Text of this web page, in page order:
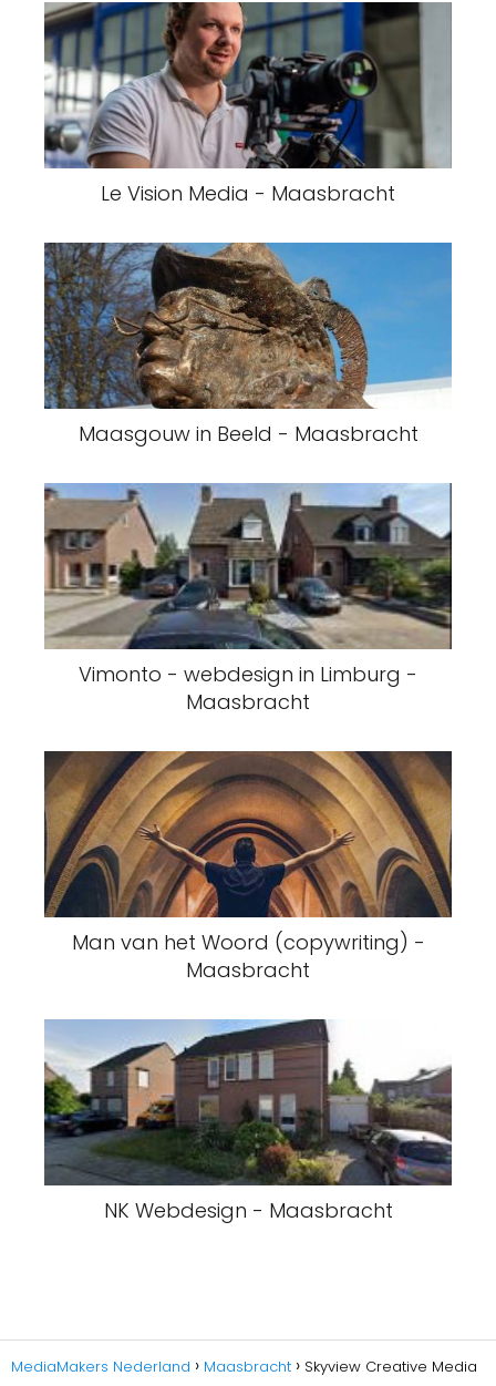
Le Vision Media - Maasbracht
Maasgouw in Beeld - Maasbracht
Vimonto - webdesign in Limburg -
Maasbracht
Man van het Woord (copywriting) -
Maasbracht
NK Webdesign - Maasbracht
MediaMakers Nederland Maasbracht
Skyview Creative Media